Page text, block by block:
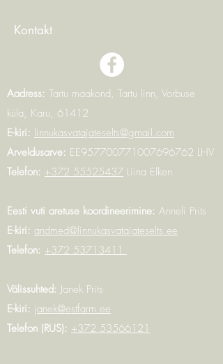
Kontakt
Aadress: Tartu maakond, Tartu linn, Vorbuse
küla, Karu, 61412
E-kiri: linnukasvatajateselts@gmail.com
Arveldusarve: EE957700771007696762 LHV
Telefon: +372 55525437 Liina Elken
Eesti vuti aretuse koordineerimine: Anneli Prits
E-kiri: andmed@linnukasvatajateselts.ee
Telefon: +372 53713411
Välissuhted: Janek Prits
E-kiri: janek@estfarm.ee
Telefon (RUS): +372 53566121